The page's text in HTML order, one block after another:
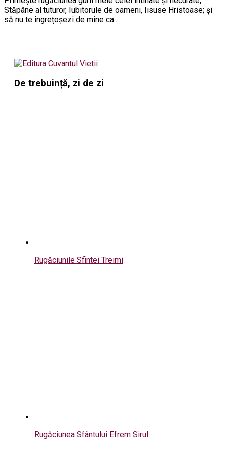
Stăpâne al tuturor, Iubitorule de oameni, Iisuse Hristoase; și
să nu te îngrețoșezi de mine ca...
De trebuință, zi de zi
Rugăciunile Sfintei Treimi
Rugăciunea Sfântului Efrem Sirul